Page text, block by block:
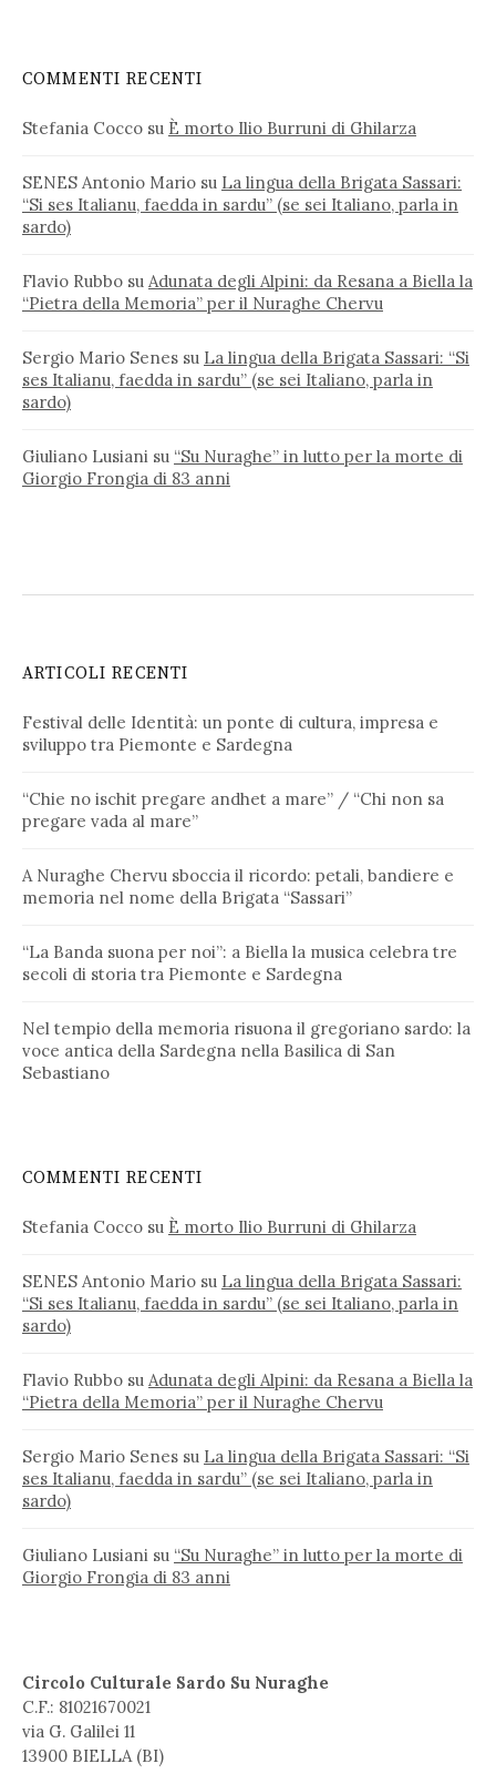
COMMENTI RECENTI
Stefania Cocco su È morto Ilio Burruni di Ghilarza
SENES Antonio Mario su La lingua della Brigata Sassari:
“Si ses Italianu, faedda in sardu” (se sei Italiano, parla in
sardo)
Flavio Rubbo su Adunata degli Alpini: da Resana a Biella la
“Pietra della Memoria” per il Nuraghe Chervu
Sergio Mario Senes su La lingua della Brigata Sassari: “Si
ses Italianu, faedda in sardu” (se sei Italiano, parla in
sardo)
Giuliano Lusiani su “Su Nuraghe” in lutto per la morte di
Giorgio Frongia di 83 anni
ARTICOLI RECENTI
Festival delle Identità: un ponte di cultura, impresa e
sviluppo tra Piemonte e Sardegna
“Chie no ischit pregare andhet a mare” / “Chi non sa
pregare vada al mare”
A Nuraghe Chervu sboccia il ricordo: petali, bandiere e
memoria nel nome della Brigata “Sassari”
“La Banda suona per noi”: a Biella la musica celebra tre
secoli di storia tra Piemonte e Sardegna
Nel tempio della memoria risuona il gregoriano sardo: la
voce antica della Sardegna nella Basilica di San
Sebastiano
COMMENTI RECENTI
Stefania Cocco su È morto Ilio Burruni di Ghilarza
SENES Antonio Mario su La lingua della Brigata Sassari:
“Si ses Italianu, faedda in sardu” (se sei Italiano, parla in
sardo)
Flavio Rubbo su Adunata degli Alpini: da Resana a Biella la
“Pietra della Memoria” per il Nuraghe Chervu
Sergio Mario Senes su La lingua della Brigata Sassari: “Si
ses Italianu, faedda in sardu” (se sei Italiano, parla in
sardo)
Giuliano Lusiani su “Su Nuraghe” in lutto per la morte di
Giorgio Frongia di 83 anni
Circolo Culturale Sardo Su Nuraghe
C.F.: 81021670021
via G. Galilei 11
13900 BIELLA (BI)